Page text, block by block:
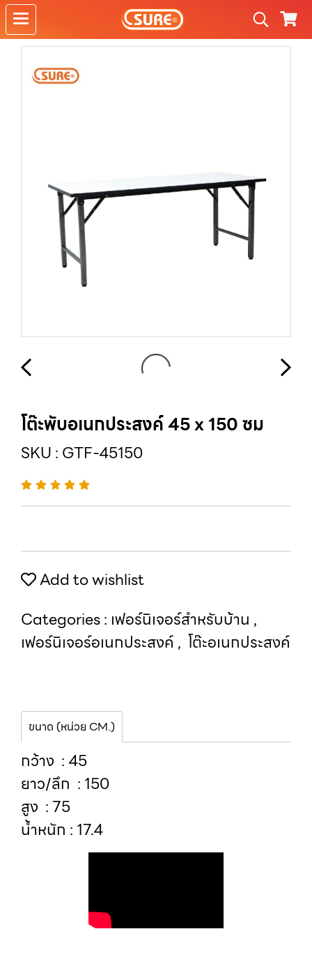
โต๊ะพับอเนกประสงค์ 45 x 150 ซม
SKU : GTF-45150
Add to wishlist
Categories : เฟอร์นิเจอร์สำหรับบ้าน ,
เฟอร์นิเจอร์อเนกประสงค์ , โต๊ะอเนกประสงค์
ขนาด (หน่วย CM.)
กว้าง : 45
ยาว/ลึก : 150
สูง : 75
น้ำหนัก : 17.4